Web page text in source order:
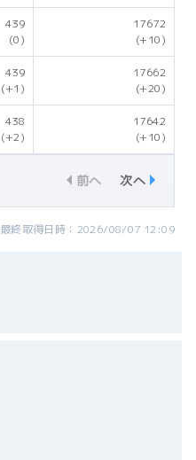
439
(0)
17672
(+10)
439
(+1)
17662
(+20)
438
(+2)
17642
(+10)
前へ 次へ
最終取得日時：2026/08/07 12:09